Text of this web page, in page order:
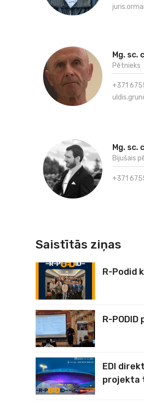
Mg. sc.
Pētnieks
+371
Mg. sc.
Bijušais
+371
Saistītās ziņas
R-Podid
R-
EDI
projekta